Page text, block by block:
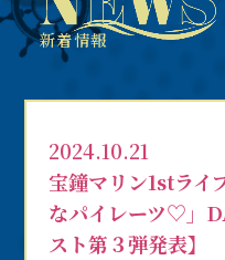
新着情報
2024.10.21
宝鐘マリン1stラ
なパイレーツ♡」
スト第３弾発表】